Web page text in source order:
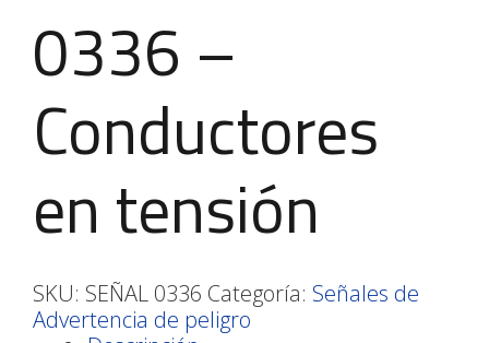
0336 –
Conductores
en tensión
SKU: SEÑAL 0336 Categoría: Señales de
Advertencia de peligro